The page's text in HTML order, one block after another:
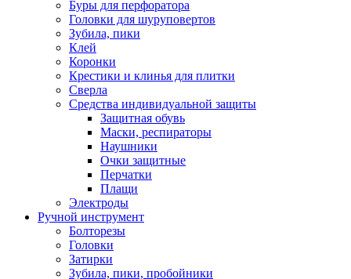
Буры для перфоратора
Головки для шуруповертов
Зубила, пики
Клей
Коронки
Крестики и клинья для плитки
Сверла
Средства индивидуальной защиты
Защитная обувь
Маски, респираторы
Наушники
Очки защитные
Перчатки
Плащи
Электроды
Ручной инструмент
Болторезы
Головки
Затирки
Зубила, пики, пробойники